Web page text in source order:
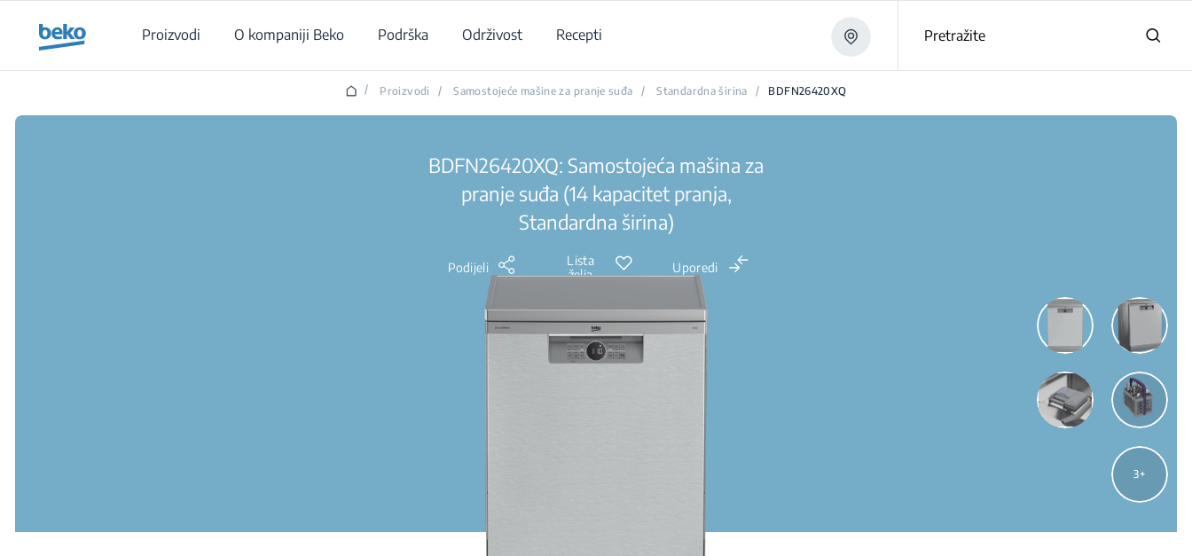
Proizvodi
O kompaniji Beko Podrška Održivost Recepti Pretražite
/ Proizvodi / Samostojeće mašine za pranje suđa / Standardna širina / BDFN26420XQ
BDFN26420XQ: Samostojeća mašina za
pranje suđa (14 kapacitet pranja,
Standardna širina)
Podijeli
Lista
želja
Uporedi
3